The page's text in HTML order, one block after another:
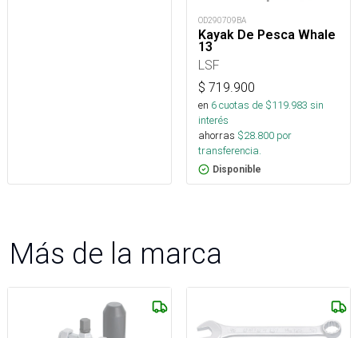
OD290709BA
Kayak De Pesca Whale
13
LSF
$ 719.900
en 6cuotas de $119.983 sin
interés
ahorras $28.800 por
transferencia.
Disponible
Más de la marca